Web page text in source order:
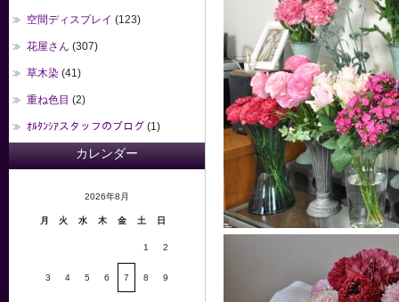
空間ディスプレイ (123)
花屋さん (307)
草木染 (41)
重ね色目 (2)
ｵﾙﾀﾝｼｱスタッフのブログ (1)
カレンダー
2026年8月
月 火 水 木 金 土 日
1 2
3 4 5 6 7 8 9